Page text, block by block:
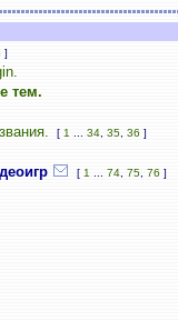
]
тем.
[ 1 34 35 36 ]
[ 1 74 75 76 ]